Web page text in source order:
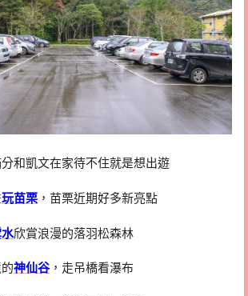
和凱文在家待不住就是想出遊
玩苗栗 ，苗栗近期好多新亮點
欣賞浪漫的落羽松森林
神仙谷，走吊橋看瀑布